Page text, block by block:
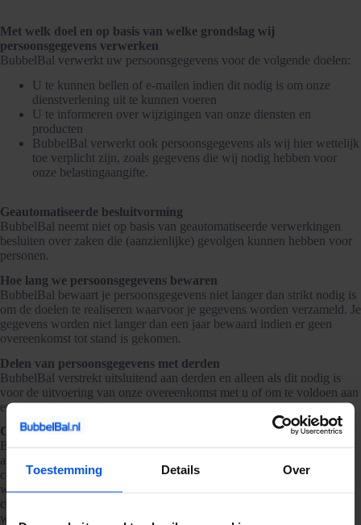
Toestemming Details Over
Met welk doel en op basis van welke grondslag wij
persoonsgegevens verwerken
BubbelBal verwerkt uw persoonsgegevens voor de volgende doelen:
U te kunnen bellen of e-mailen indien dit nodig is om onze
dienstverlening uit te kunnen voeren
U te informeren over wijzigingen van onze diensten en
producten
BubbelBal verwerkt ook persoonsgegevens als wij hier wettelijk
toe verplicht zijn, zoals gegevens die wij nodig hebben voor
onze belastingaangifte.
Geautomatiseerde besluitvorming
BubbelBal neemt niet op basis van geautomatiseerde verwerkingen
besluiten over zaken die (aanzienlijke) gevolgen kunnen hebben voor
personen.
Hoe lang we persoonsgegevens bewaren
BubbelBal bewaart je persoonsgegevens niet langer dan strikt nodig is
om de doelen te realiseren waarvoor je gegevens worden verzameld. Je
gegevens worden niet langer dan een jaar bewaard indien er geen
overeenkomst tot stand is gekomen.
Delen van persoonsgegevens met derden
BubbelBal verstrekt uitsluitend aan derden en alleen als dit nodig is
voor de uitvoering van onze overeenkomst met u of om te voldoen aan
een wettelijke verplichting.
Cookies, of vergelijkbare technieken, die wij gebruiken
BubbelBal gebruikt alleen technische en functionele cookies. En
analytische cookies die geen inbreuk maken op uw privacy. Een
cookie is een klein tekstbestand dat bij het eerste bezoek aan deze
website wordt opgeslagen op uw computer, tablet of smartphone. De
cookies die wij gebruiken zijn noodzakelijk voor de technische
werking van de website en uw gebruiksgemak. Ze zorgen ervoor dat